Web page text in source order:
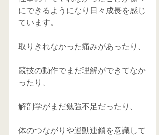
にできるようになり日々成長を感じ
ています。
取りきれなかった痛みがあったり、
競技の動作でまだ理解ができてなか
ったり、
解剖学がまだ勉強不足だったり、
体のつながりや運動連鎖を意識して